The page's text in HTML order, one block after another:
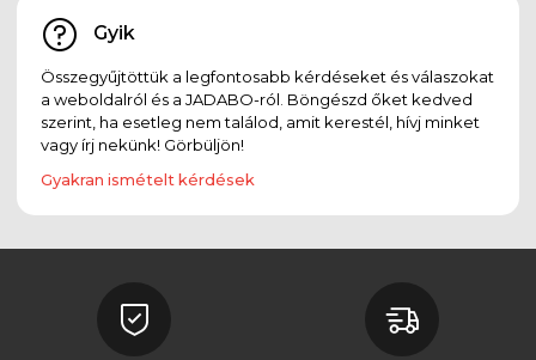
Gyik
Összegyűjtöttük a legfontosabb kérdéseket és válaszokat
a weboldalról és a JADABO-ról. Böngészd őket kedved
szerint, ha esetleg nem találod, amit kerestél, hívj minket
vagy írj nekünk! Görbüljön!
Gyakran ismételt kérdések